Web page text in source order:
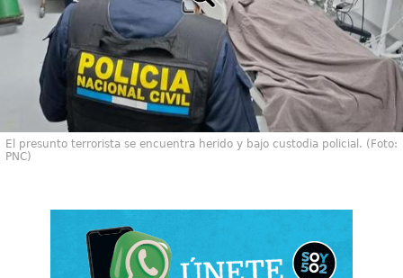
El presunto terrorista se encuentra herido y bajo custodia policial. (Foto:
PNC)